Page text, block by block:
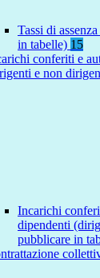
Tassi di
in tabelle) 15
conferiti e
e non
Incarichi
dipendenti
pubblicare in